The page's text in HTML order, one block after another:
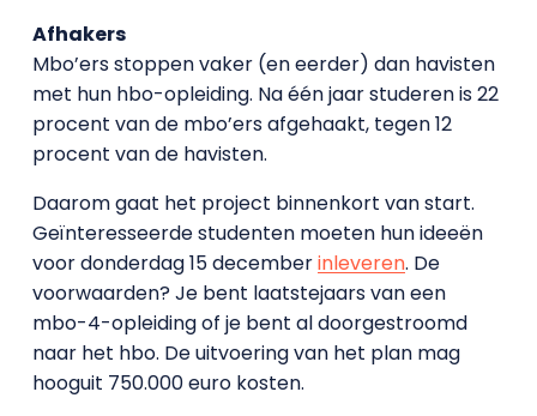
Afhakers
Mbo’ers stoppen vaker (en eerder) dan havisten
met hun hbo-opleiding. Na één jaar studeren is 22
procent van de mbo’ers afgehaakt, tegen 12
procent van de havisten.
Daarom gaat het project binnenkort van start.
Geïnteresseerde studenten moeten hun ideeën
voor donderdag 15 decemberinleveren. De
voorwaarden? Je bent laatstejaars van een
mbo-4-opleiding of je bent al doorgestroomd
naar het hbo. De uitvoering van het plan mag
hooguit 750.000 euro kosten.